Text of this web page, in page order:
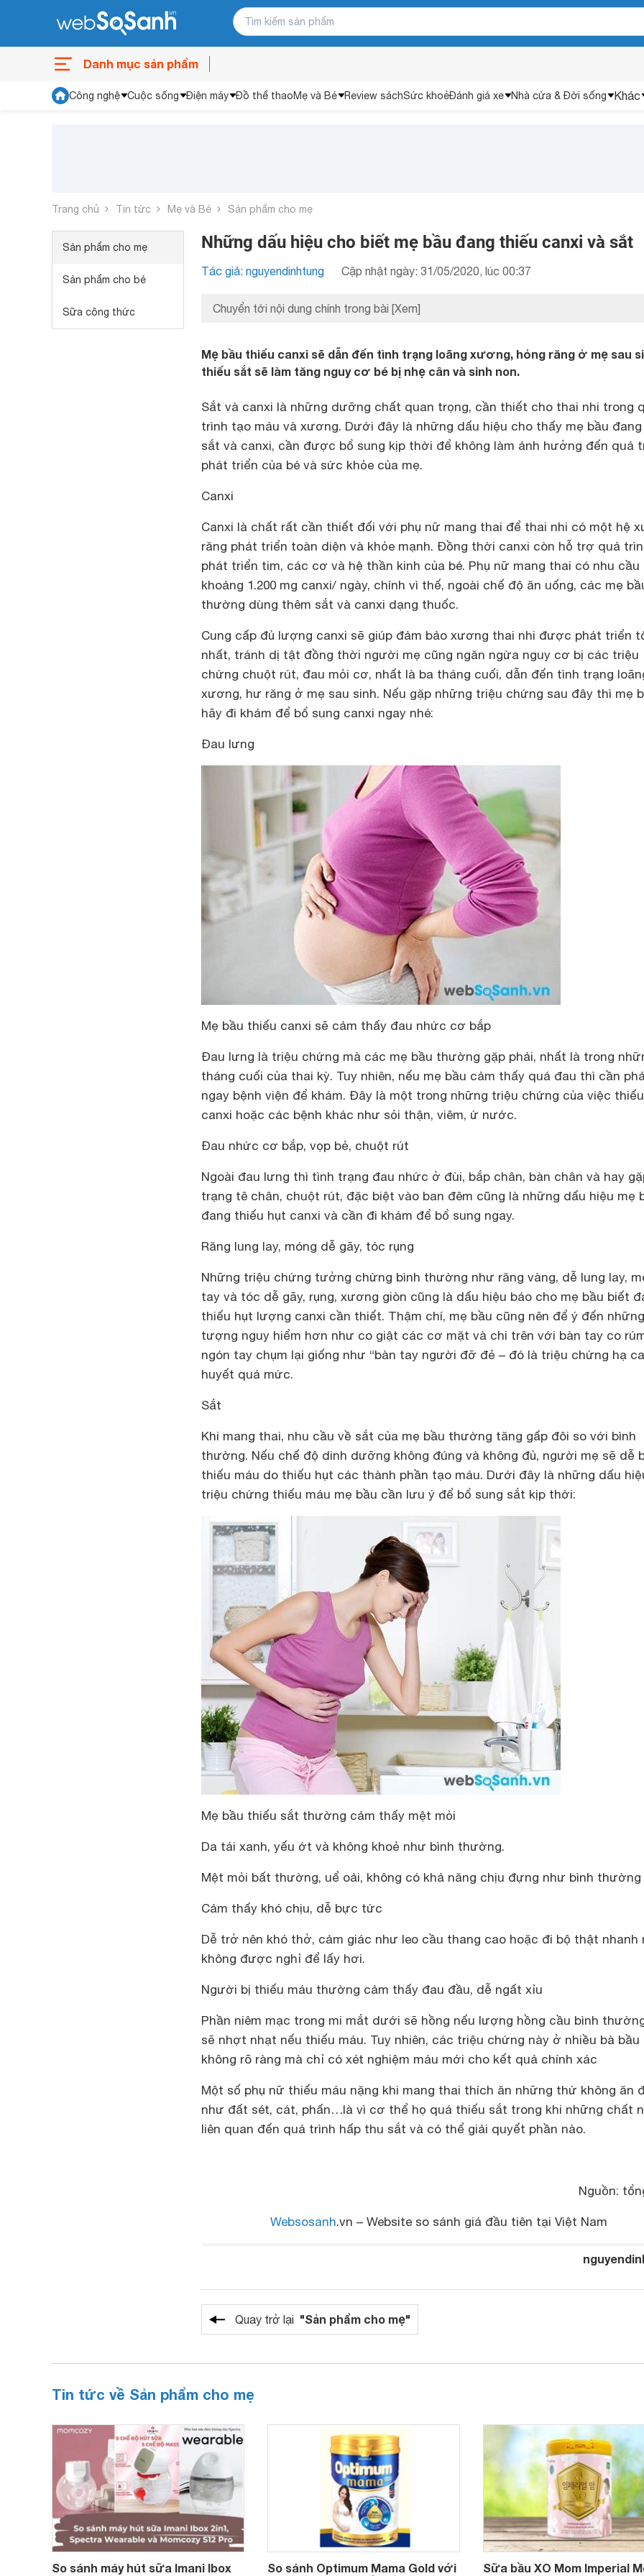
Danh mục sản phẩm
Công nghệ Cuộc sống Điện máy Đồ thể thaoMẹ và Bé Review sáchSức khoẻĐánh giá xe Nhà cửa & Đời sống Khác
Trang chủ Tin tức Mẹ và Bé Sản phẩm cho mẹ
Sản phẩm cho mẹ
Sản phẩm cho bé
Sữa công thức
Những dấu hiệu cho biết mẹ bầu đang thiếu canxi và sắt
Tác giả: nguyendinhtung Cập nhật ngày: 31/05/2020, lúc 00:37
Chuyển tới nội dung chính trong bài [Xem]
Mẹ bầu thiếu canxi sẽ dẫn đến tình trạng loãng xương, hỏng răng ở mẹ sau
thiếu sắt sẽ làm tăng nguy cơ bé bị nhẹ cân và sinh non.
Sắt và canxi là những dưỡng chất quan trọng, cần thiết cho thai nhi trong
trình tạo máu và xương. Dưới đây là những dấu hiệu cho thấy mẹ bầu
sắt và canxi, cần được bổ sung kịp thời để không làm ảnh hưởng đến quá
phát triển của bé và sức khỏe của mẹ.
Canxi
Canxi là chất rất cần thiết đối với phụ nữ mang thai để thai nhi có một hệ
răng phát triển toàn diện và khỏe mạnh. Đồng thời canxi còn hỗ trợ quá
phát triển tim, các cơ và hệ thần kinh của bé. Phụ nữ mang thai có nhu cầu
khoảng 1.200 mg canxi/ ngày, chính vì thế, ngoài chế độ ăn uống, các mẹ
thường dùng thêm sắt và canxi dạng thuốc.
Cung cấp đủ lượng canxi sẽ giúp đảm bảo xương thai nhi được phát triển
nhất, tránh dị tật đồng thời người mẹ cũng ngăn ngừa nguy cơ bị các triệu
chứng chuột rút, đau mỏi cơ, nhất là ba tháng cuối, dẫn đến tình trạng
xương, hư răng ở mẹ sau sinh. Nếu gặp những triệu chứng sau đây thì mẹ
hãy đi khám để bổ sung canxi ngay nhé:
Đau lưng
Mẹ bầu thiếu canxi sẽ cảm thấy đau nhức cơ bắp
Đau lưng là triệu chứng mà các mẹ bầu thường gặp phải, nhất là trong
tháng cuối của thai kỳ. Tuy nhiên, nếu mẹ bầu cảm thấy quá đau thì cần
ngay bệnh viện để khám. Đây là một trong những triệu chứng của việc thiếu
canxi hoặc các bệnh khác như sỏi thận, viêm, ứ nước.
Đau nhức cơ bắp, vọp bẻ, chuột rút
Ngoài đau lưng thì tình trạng đau nhức ở đùi, bắp chân, bàn chân và hay
trạng tê chân, chuột rút, đặc biệt vào ban đêm cũng là những dấu hiệu mẹ
đang thiếu hụt canxi và cần đi khám để bổ sung ngay.
Răng lung lay, móng dễ gãy, tóc rụng
Những triệu chứng tưởng chừng bình thường như răng vàng, dễ lung lay,
tay và tóc dễ gãy, rụng, xương giòn cũng là dấu hiệu báo cho mẹ bầu biết
thiếu hụt lượng canxi cần thiết. Thậm chí, mẹ bầu cũng nên để ý đến
tượng nguy hiểm hơn như co giật các cơ mặt và chi trên với bàn tay co
ngón tay chụm lại giống như “bàn tay người đỡ đẻ – đó là triệu chứng hạ
huyết quá mức.
Sắt
Khi mang thai, nhu cầu về sắt của mẹ bầu thường tăng gấp đôi so với bình
thường. Nếu chế độ dinh dưỡng không đúng và không đủ, người mẹ sẽ dễ
thiếu máu do thiếu hụt các thành phần tạo máu. Dưới đây là những dấu
triệu chứng thiếu máu mẹ bầu cần lưu ý để bổ sung sắt kịp thời:
Mẹ bầu thiếu sắt thường cảm thấy mệt mỏi
Da tái xanh, yếu ớt và không khoẻ như bình thường.
Mệt mỏi bất thường, uể oải, không có khả năng chịu đựng như bình thường
Cảm thấy khó chịu, dễ bực tức
Dễ trở nên khó thở, cảm giác như leo cầu thang cao hoặc đi bộ thật nhanh
không được nghỉ để lấy hơi.
Người bị thiếu máu thường cảm thấy đau đầu, dễ ngất xỉu
Phần niêm mạc trong mi mắt dưới sẽ hồng nếu lượng hồng cầu bình
sẽ nhợt nhạt nếu thiếu máu. Tuy nhiên, các triệu chứng này ở nhiều bà bầu
không rõ ràng mà chỉ có xét nghiệm máu mới cho kết quả chính xác
Một số phụ nữ thiếu máu nặng khi mang thai thích ăn những thứ không ăn
như đất sét, cát, phấn…là vì cơ thể họ quá thiếu sắt trong khi những chất
liên quan đến quá trình hấp thu sắt và có thể giải quyết phần nào.
Nguồn:
Websosanh.vn – Website so sánh giá đầu tiên tại Việt Nam
Quay trở lại "Sản phẩm cho mẹ"
Tin tức về Sản phẩm cho mẹ
So sánh máy hút sữa Imani Ibox
So sánh Optimum Mama Gold với
Sữa bầu XO Mom Imperial